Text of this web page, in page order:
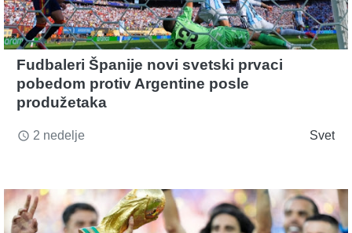
Fudbaleri Španije novi svetski prvaci
pobedom protiv Argentine posle
produžetaka
access_time 2 nedelje Svet